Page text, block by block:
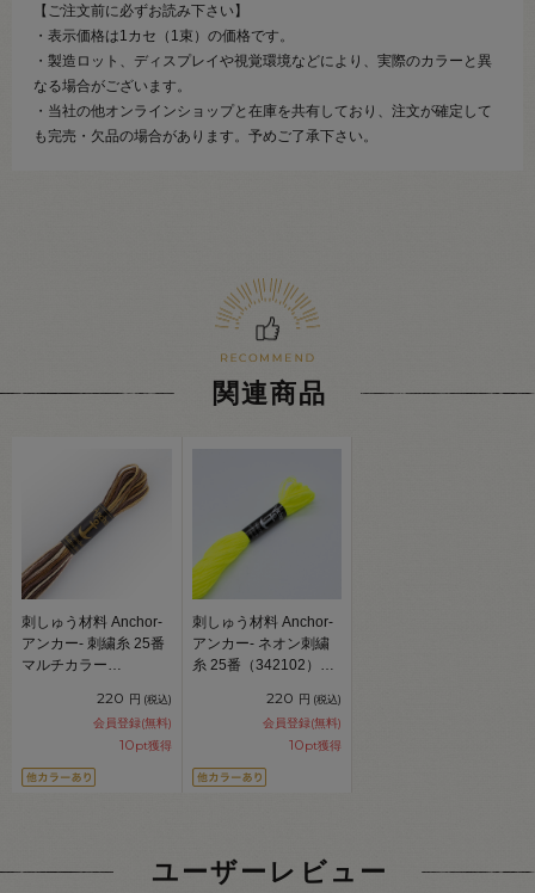
【ご注文前に必ずお読み下さい】
・表示価格は1カセ（1束）の価格です。
・製造ロット、ディスプレイや視覚環境などにより、実際のカラーと異
なる場合がございます。
・当社の他オンラインショップと在庫を共有しており、注文が確定して
も完売・欠品の場合があります。予めご了承下さい。
関連商品
刺しゅう材料 Anchor-
アンカー- 刺繍糸 25番
マルチカラー
220 円 (税込)
会員登録(無料)
10pt獲得
刺しゅう材料 Anchor-
アンカー- ネオン刺繍
糸 25番（342102）
220 円 (税込)
会員登録(無料)
10pt獲得
ユーザーレビュー